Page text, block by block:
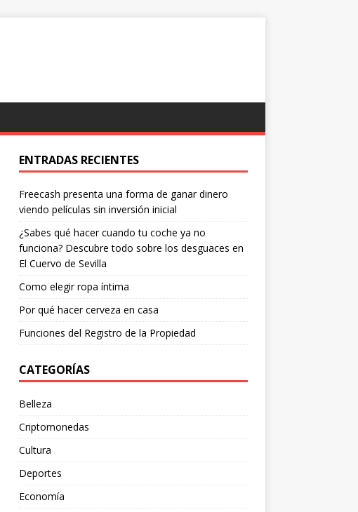
ENTRADAS RECIENTES
Freecash presenta una forma de ganar dinero
viendo películas sin inversión inicial
¿Sabes qué hacer cuando tu coche ya no
funciona? Descubre todo sobre los desguaces en
El Cuervo de Sevilla
Como elegir ropa íntima
Por qué hacer cerveza en casa
Funciones del Registro de la Propiedad
CATEGORÍAS
Belleza
Criptomonedas
Cultura
Deportes
Economía